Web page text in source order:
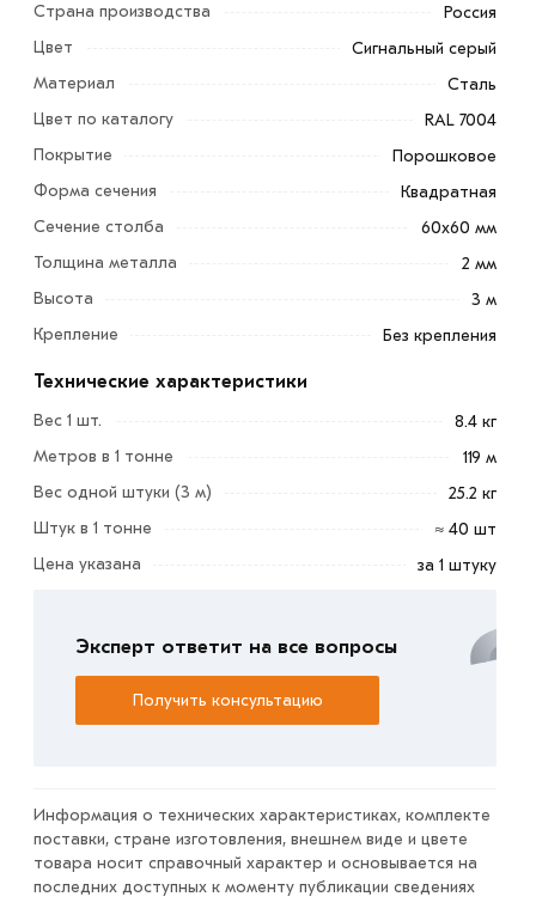
Столб для забора 60х60х2 мм 3 м сигнальный серый
RAL 7004 - это металлический профильный стоечный
элемент, который служит опорой для крепления лаг и
ограждения дачных участков, территорий загородных
домов, а также заводов и предприятий. С их помощью
категорииСтолбы и лаги для заборадействительны в
Москве и области. Наши профессиональные
менеджеры обработают заказ и свяжутся с Вами для
Страна производства
Россия
Цвет
Сигнальный серый
Материал
Сталь
Цвет по каталогу
RAL 7004
Покрытие
Порошковое
Форма сечения
Квадратная
Сечение столба
60х60 мм
Толщина металла
2 мм
Высота
3 м
Крепление
Без крепления
Технические характеристики
Вес 1 шт.
8.4 кг
Метров в 1 тонне
119 м
Вес одной штуки (3 м)
25.2 кг
Штук в 1 тонне
≈ 40 шт
Цена указана
за 1 штуку
Эксперт ответит на все вопросы
Получить консультацию
Информация о технических характеристиках, комплекте
поставки, стране изготовления, внешнем виде и цвете
товара носит справочный характер и основывается на
последних доступных к моменту публикации сведениях